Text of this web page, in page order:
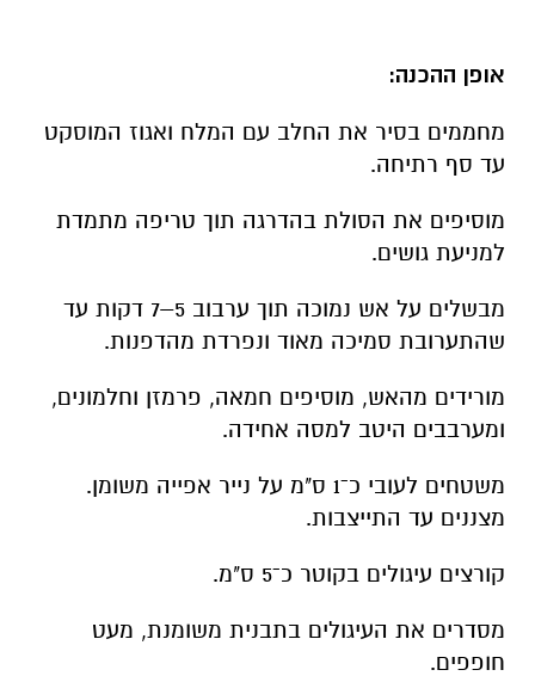
אופן ההכנה:
מחממים בסיר את החלב עם המלח ואגוז המוסקט
עד סף רתיחה.
מוסיפים את הסולת בהדרגה תוך טריפה מתמדת
למניעת גושים.
מבשלים על אש נמוכה תוך ערבוב 5–7 דקות עד
שהתערובת סמיכה מאוד ונפרדת מהדפנות.
מורידים מהאש, מוסיפים חמאה, פרמזן וחלמונים,
ומערבבים היטב למסה אחידה.
משטחים לעובי כ־1 ס"מ על נייר אפייה משומן.
מצננים עד התייצבות.
קורצים עיגולים בקוטר כ־5 ס"מ.
מסדרים את העיגולים בתבנית משומנת, מעט
חופפים.